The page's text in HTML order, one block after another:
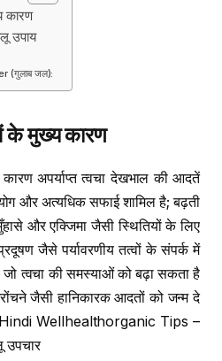
कारण
उपाय
(गुलाब जल):
के मुख्य कारण
अपर्याप्त त्वचा देखभाल की आदतें
और अत्यधिक सफाई शामिल है; बढ़ती
मुँहासे और एक्जिमा जैसी स्थितियों के लिए
जैसे पर्यावरणीय तत्वों के संपर्क में
त्वचा की समस्याओं को बढ़ा सकता है
जैसी हानिकारक आदतों को जन्म दे
Wellhealthorganic Tips –
उपचार